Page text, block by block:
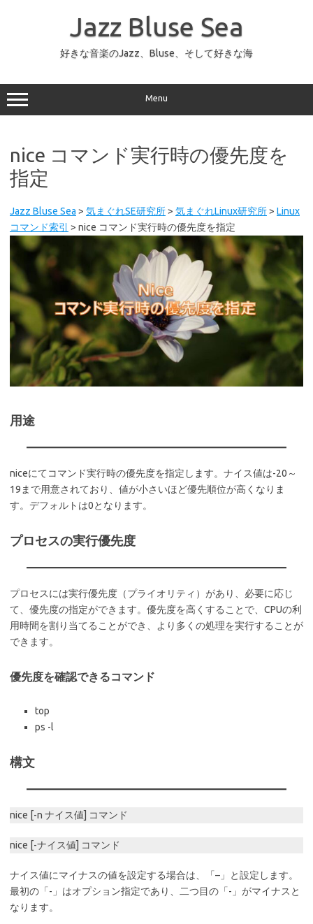
ッ
プ
Jazz Bluse Sea
好きな音楽のJazz、Bluse、そして好きな海
Menu
nice コマンド実行時の優先度を
指定
Jazz Bluse Sea > 気まぐれSE研究所> 気まぐれLinux研究所> Linux
コマンド索引
> nice コマンド実行時の優先度を指定
用途
niceにてコマンド実行時の優先度を指定します。ナイス値は-20～
19まで用意されており、値が小さいほど優先順位が高くなりま
す。デフォルトは0となります。
プロセスの実行優先度
プロセスには実行優先度（プライオリティ）があり、必要に応じ
て、優先度の指定ができます。優先度を高くすることで、CPUの利
用時間を割り当てることができ、より多くの処理を実行することが
できます。
優先度を確認できるコマンド
top
ps -l
構文
nice [-n ナイス値] コマンド
nice [-ナイス値] コマンド
ナイス値にマイナスの値を設定する場合は、「–」と設定します。
最初の「-」はオプション指定であり、二つ目の「-」がマイナスと
なります。